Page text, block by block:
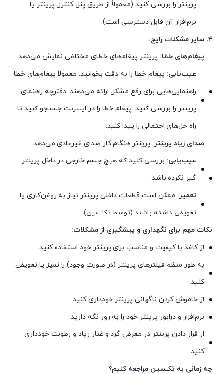
پرینتر را بررسی کنید (معمولاً از طریق پنل کنترل پرینتر یا
نرم‌افزار آن قابل دسترسی است).
۴. سایر مشکلات رایج:
پیغام‌های خطا: پرینتر پیغام‌های خطای مختلفی نمایش می‌دهد.
عیب‌یابی: پیغام خطا را به دقت بخوانید. معمولاً پیغام‌های خطا
راهنمایی‌هایی برای رفع مشکل ارائه می‌دهند. دفترچه راهنمای
پرینتر را بررسی کنید. پیغام خطا را در اینترنت جستجو کنید تا
راه حل‌های احتمالی را پیدا کنید.
صدای زیاد پرینتر: پرینتر هنگام کار صدای غیرعادی می‌دهد.
عیب‌یابی: بررسی کنید که هیچ جسم خارجی در داخل پرینتر
گیر نکرده باشد.
تعمیر: ممکن است قطعات داخلی پرینتر نیاز به روغن‌کاری یا
تعویض داشته باشند (توسط تکنسین).
نکات مهم برای نگهداری و پیشگیری از مشکلات:
از کاغذ با کیفیت و مناسب برای پرینتر خود استفاده کنید.
به طور منظم فیلترهای پرینتر (در صورت وجود) را تمیز یا تعویض
کنید.
از خاموش کردن ناگهانی پرینتر خودداری کنید.
نرم‌افزار و درایور پرینتر خود را به روز نگه دارید.
از قرار دادن پرینتر در معرض گرد و غبار زیاد و رطوبت خودداری
کنید.
چه زمانی به تکنسین مراجعه کنیم؟